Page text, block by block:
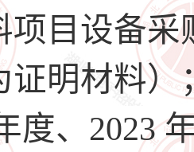
项目设备
证明材料
年度、2023